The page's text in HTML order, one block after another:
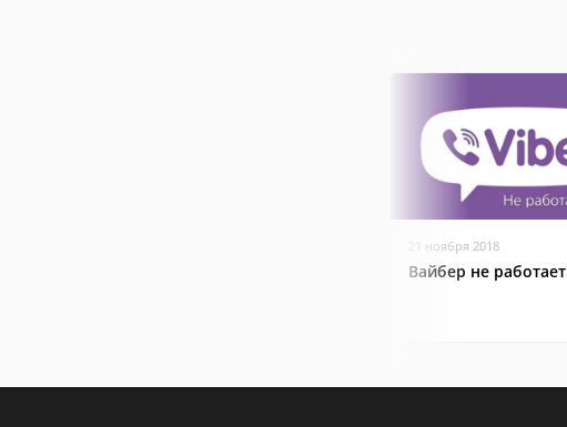
21 ноября 2018
Вайбер не работает